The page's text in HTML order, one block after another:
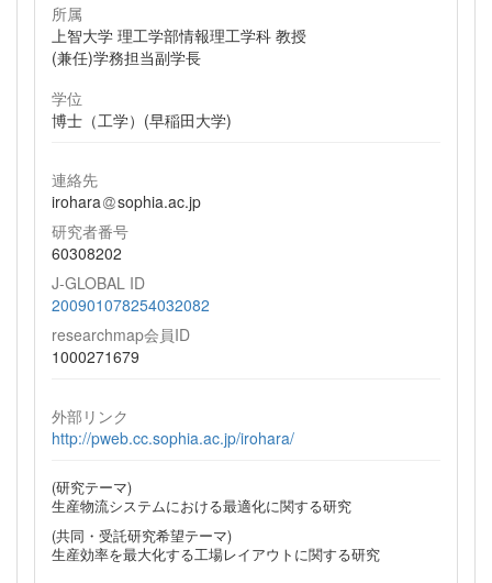
所属
上智大学 理工学部情報理工学科 教授
(兼任)学務担当副学長
学位
博士（工学）(早稲田大学)
連絡先
irohara
sophia.ac.jp
研究者番号
60308202
J-GLOBAL ID
200901078254032082
researchmap会員ID
1000271679
外部リンク
http://pweb.cc.sophia.ac.jp/irohara/
(研究テーマ)
生産物流システムにおける最適化に関する研究
(共同・受託研究希望テーマ)
生産効率を最大化する工場レイアウトに関する研究